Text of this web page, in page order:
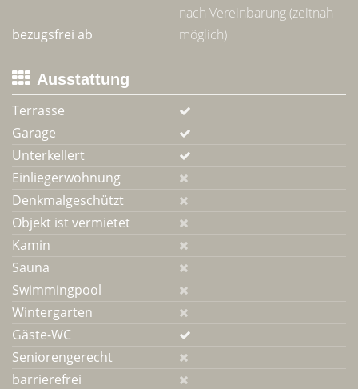
bezugsfrei ab
nach Vereinbarung (zeitnah
möglich)
Ausstattung
Terrasse
Garage
Unterkellert
Einliegerwohnung
Denkmalgeschützt
Objekt ist vermietet
Kamin
Sauna
Swimmingpool
Wintergarten
Gäste-WC
Seniorengerecht
barrierefrei